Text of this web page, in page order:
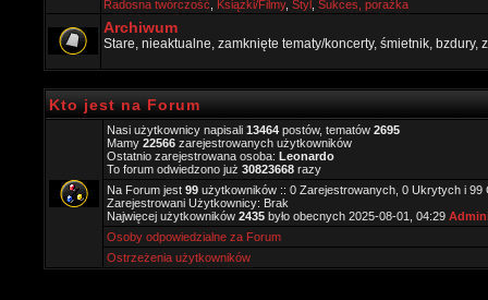
Radosna twórczość
Ksiązki/Filmy, Styl Sukces, porażka
Archiwum
Stare, nieaktualne, zamknięte tematy/koncerty, śmietnik, bzdury,
Kto jest na Forum
Nasi użytkownicy napisali 13464 postów, tematów 2695
Mamy 22566 zarejestrowanych użytkowników
Ostatnio zarejestrowana osoba: Leonardo
To forum odwiedzono już 30823668 razy
Na Forum jest 99 użytkowników :: 0 Zarejestrowanych, 0 Ukrytych i 99
Zarejestrowani Użytkownicy: Brak
Najwięcej użytkowników 2435 było obecnych 2025-08-01, 04:29
Osoby odpowiedzialne za Forum
Ostrzeżenia użytkowników